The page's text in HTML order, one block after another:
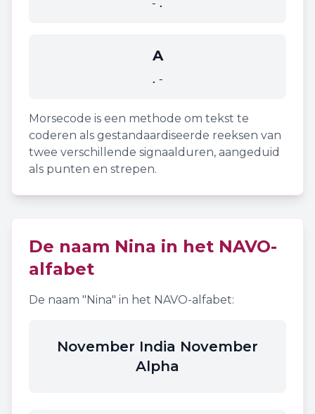
-.
A
.-
Morsecode is een methode om tekst te
coderen als gestandaardiseerde reeksen van
twee verschillende signaalduren, aangeduid
als punten en strepen.
De naam Nina in het NAVO-
alfabet
De naam "Nina" in het NAVO-alfabet:
November India November
Alpha